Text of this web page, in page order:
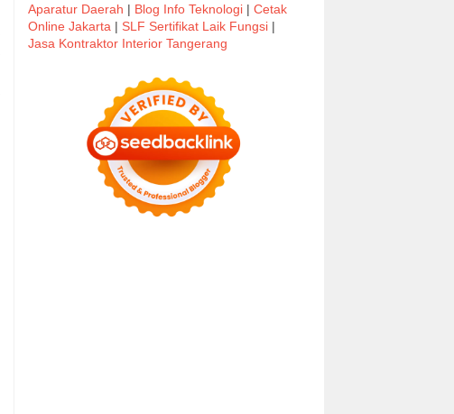
Aparatur Daerah | Blog Info Teknologi | Cetak
Online Jakarta | SLF Sertifikat Laik Fungsi |
Jasa Kontraktor Interior Tangerang